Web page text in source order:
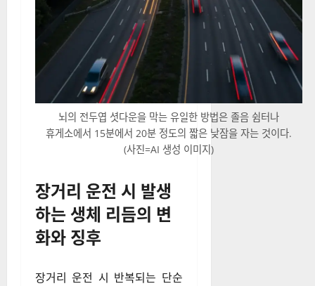
뇌의 전두엽 셧다운을 막는 유일한 방법은 졸음 쉼터나
휴게소에서 15분에서 20분 정도의 짧은 낮잠을 자는 것이다.
(사진=AI 생성 이미지)
장거리 운전 시 발생
하는 생체 리듬의 변
화와 징후
장거리 운전 시 반복되는 단순